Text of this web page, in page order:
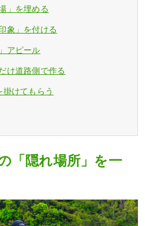
」を埋める
象」を付ける
アピール
け道路側で作る
けてもらう
「隠れ場所」を一